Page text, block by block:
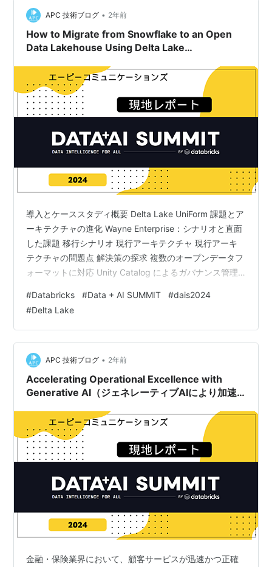
生成AIアプリ開発での実践的実装の間…
APC 技術ブログ • 2年前
How to Migrate from Snowflake to an Open
Data Lakehouse Using Delta Lake
Snowflakeからオープンデータレイクハウスへの
移行方法）
導入とケーススタディ概要 Delta Lake UniForm 課題とア
ーキテクチャの進化 Wayne Enterprise：シナリオと直面
した課題 移行シナリオ 現行アーキテクチャ 現行アーキ
テクチャの問題点 解決策の探求 複数のオープンデータフ
ォーマットに対応 Unity Catalog によるガバナンス管理
データレイクハウスへ移行 新しいアーキテクチャの確立
と設計 新しいアーキテクチャのメリット ガバナンスと実
装 導入とケーススタディ概要 本セッションの登壇者は、
Databricksのシニアプロダクトマネージャ…
#Databricks #Data + AI SUMMIT #dais2024
#Delta Lake
APC 技術ブログ • 2年前
Accelerating Operational Excellence with
Generative AI（ジェネレーティブAIにより加速
金融・保険業界において、顧客サービスが迅速かつ正確